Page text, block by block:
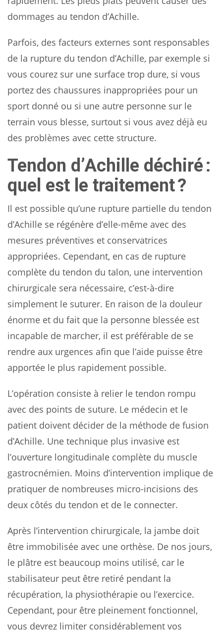
dommages au tendon d’Achille.
Parfois, des facteurs externes sont responsables
de la rupture du tendon d’Achille, par exemple si
vous courez sur une surface trop dure, si vous
portez des chaussures inappropriées pour un
sport donné ou si une autre personne sur le
terrain vous blesse, surtout si vous avez déjà eu
des problèmes avec cette structure.
Tendon d’Achille déchiré :
quel est le traitement ?
Il est possible qu’une rupture partielle du tendon
d’Achille se régénère d’elle-même avec des
mesures préventives et conservatrices
appropriées. Cependant, en cas de rupture
complète du tendon du talon, une intervention
chirurgicale sera nécessaire, c’est-à-dire
simplement le suturer. En raison de la douleur
énorme et du fait que la personne blessée est
incapable de marcher, il est préférable de se
rendre aux urgences afin que l’aide puisse être
apportée le plus rapidement possible.
L’opération consiste à relier le tendon rompu
avec des points de suture. Le médecin et le
patient doivent décider de la méthode de fusion
d’Achille. Une technique plus invasive est
l’ouverture longitudinale complète du muscle
gastrocnémien. Moins d’intervention implique de
pratiquer de nombreuses micro-incisions des
deux côtés du tendon et de le connecter.
Après l’intervention chirurgicale, la jambe doit
être immobilisée avec une orthèse. De nos jours,
le plâtre est beaucoup moins utilisé, car le
stabilisateur peut être retiré pendant la
récupération, la physiothérapie ou l’exercice.
Cependant, pour être pleinement fonctionnel,
vous devrez limiter considérablement vos